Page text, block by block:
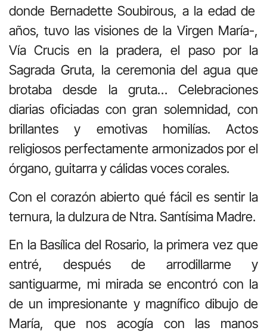
donde Bernadette Soubirous, a la edad de
años, tuvo las visiones de la Virgen María-,
Vía Crucis en la pradera, el paso por la
Sagrada Gruta, la ceremonia del agua que
brotaba desde la gruta… Celebraciones
diarias oficiadas con gran solemnidad, con
brillantes y emotivas homilías. Actos
religiosos perfectamente armonizados por el
órgano, guitarra y cálidas voces corales.
Con el corazón abierto qué fácil es sentir la
ternura, la dulzura de Ntra. Santísima Madre.
En la Basílica del Rosario, la primera vez que
entré, después de arrodillarme y
santiguarme, mi mirada se encontró con la
de un impresionante y magnífico dibujo de
María, que nos acogía con las manos